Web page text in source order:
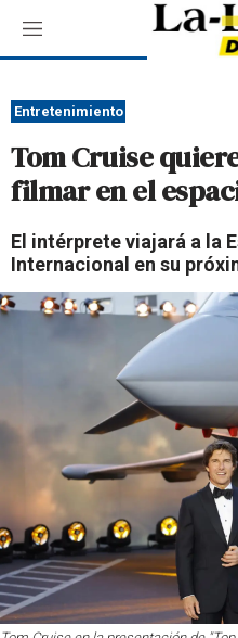
M
e
ú
Entretenimiento
Tom Cruise
filmar en el
El intérprete viajará a la
Internacional en su